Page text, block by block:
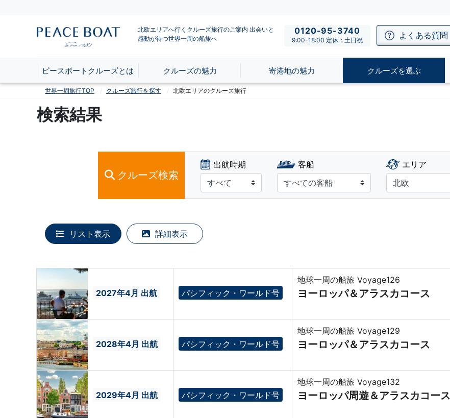
北欧エリアへ行くクルーズ旅行のご案内 出会いと
感動が待つ世界一周の船旅へ
0120-95-3740
9:00-18:00 定休：土日祝 よくある質問
ピースボートクルーズとは クルーズの魅力 寄港地の魅力 クルーズを選ぶ
世界一周旅行TOP クルーズ旅行を探す 北欧エリアのクルーズ旅行
検索結果
クルーズ検索
出航時期 客船
エリア
リスト表示 詳細表示
2027年4月 出航 パシフィック・ワールド号
地球一周の船旅 Voyage126
ヨーロッパ＆アラスカコース
2028年4月 出航 パシフィック・ワールド号
地球一周の船旅 Voyage129
ヨーロッパ＆アラスカコース
2029年4月 出航 パシフィック・ワールド号
地球一周の船旅 Voyage132
ヨーロッパ周遊＆アラスカコース